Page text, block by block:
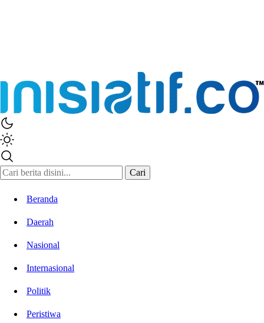
Inisiatif.co
Stay Connected Stay Informed
Cari
Beranda
Daerah
Nasional
Internasional
Politik
Peristiwa